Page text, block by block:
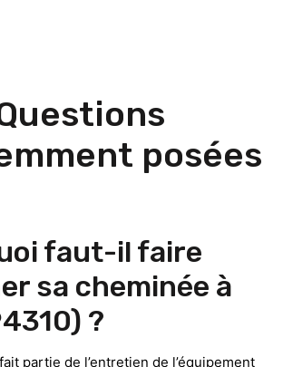
posées
faut-il faire
sa cheminée à
?
partie de l’entretien de l’équipement